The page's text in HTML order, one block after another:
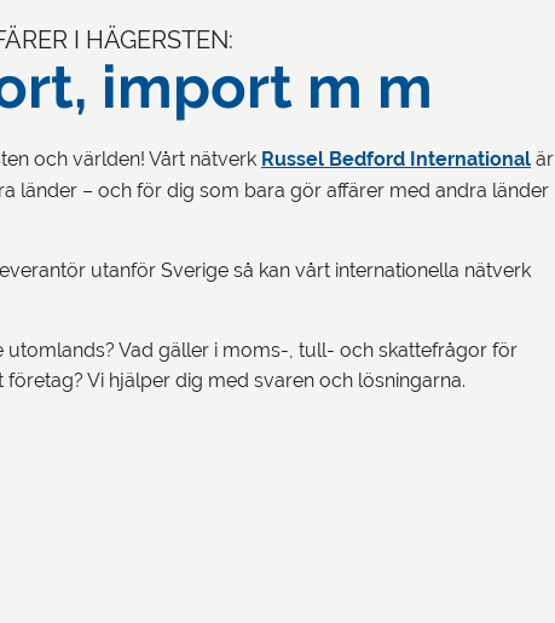
I HÄGERSTEN:
import m m
och världen! Vårt nätverk Russel Bedford International är
länder – och för dig som bara gör affärer med andra länder
utanför Sverige så kan vårt internationella nätverk
Vad gäller i moms-, tull- och skattefrågor för
Vi hjälper dig med svaren och lösningarna.